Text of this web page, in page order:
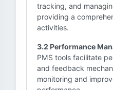
tracking, and
providing a
activities.
3.2 Performance
PMS tools facilitate
and feedback
monitoring and